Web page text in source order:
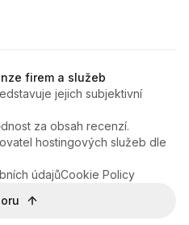
firem a služeb
jejich subjektivní
za obsah recenzí.
hostingových služeb dle
údajůCookie Policy